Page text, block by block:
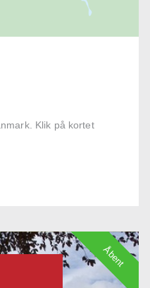
Klik på kortet
Åbent